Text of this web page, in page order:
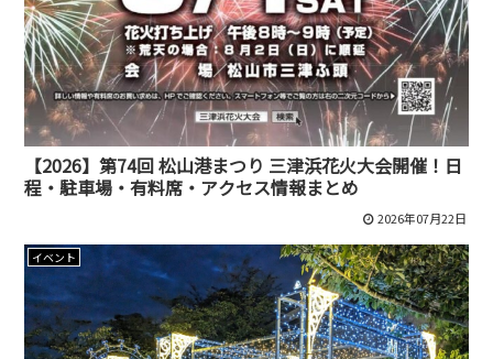
【2026】第74回 松山港まつり 三津浜花火大会開催！日
程・駐車場・有料席・アクセス情報まとめ
2026年07月22日
イベント